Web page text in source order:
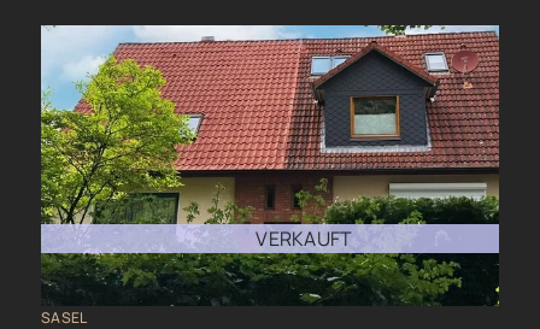
VERKAUFT
SASEL